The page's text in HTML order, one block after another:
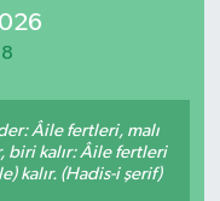
Âile fertleri, malı
biri kalır: Âile fertleri
kalır. (Hadis-i şerif)